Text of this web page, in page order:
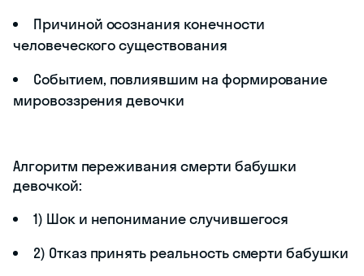
Причиной осознания конечности
человеческого существования
Событием, повлиявшим на формирование
мировоззрения девочки
Алгоритм переживания смерти бабушки
девочкой:
1) Шок и непонимание случившегося
2) Отказ принять реальность смерти бабушки